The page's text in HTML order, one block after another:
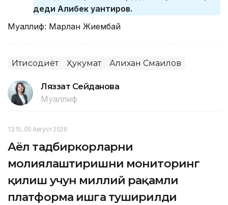
деди Алибек Қуантиров.
Муаллиф: Марлан Жиембай
Иқтисодиёт Ҳукумат Алихан Смаилов
Ляззат Сейданова
Муаллиф
13:15, 05 Август 2026
Аёл тадбиркорларни
молиялаштиришни мониторинг
қилиш учун миллий рақамли
платформа ишга туширилди